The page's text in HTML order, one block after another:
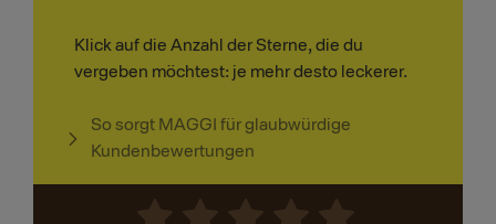
Klick auf die Anzahl der Sterne, die du
vergeben möchtest: je mehr desto leckerer.
So sorgt MAGGI für glaubwürdige
Kundenbewertungen